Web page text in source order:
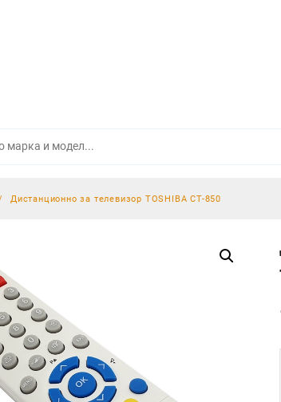
Дистанционно за телевизор TOSHIBA CT-850